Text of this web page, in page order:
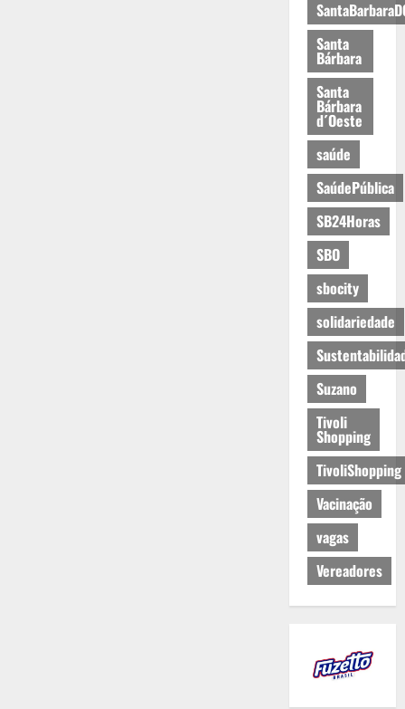
Santa
Bárbara
Santa
Bárbara
d´Oeste
saúde
SaúdePública
SB24Horas
SBO
sbocity
solidariedade
Suzano
Tivoli
Shopping
TivoliShopping
Vacinação
vagas
Vereadores